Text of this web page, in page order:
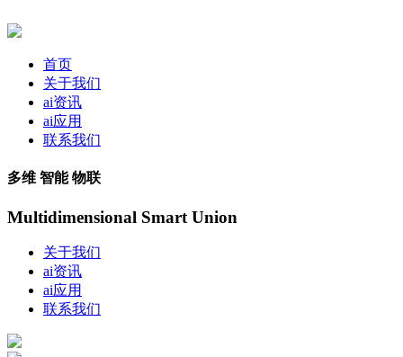
首页
关于我们
ai资讯
ai应用
联系我们
多维 智能 物联
Multidimensional Smart Union
关于我们
ai资讯
ai应用
联系我们